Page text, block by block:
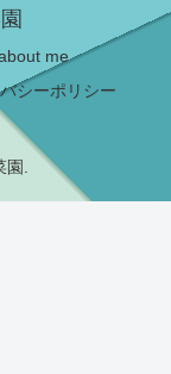
me
シーポリシー
.